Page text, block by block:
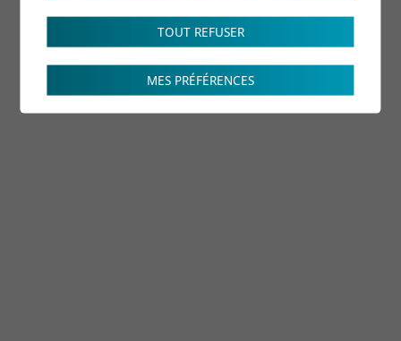
TOUT REFUSER
MES PRÉFÉRENCES